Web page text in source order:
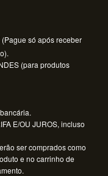
(Pague só após receber
(para produtos
E/OU JUROS, incluso
ser comprados como
e no carrinho de